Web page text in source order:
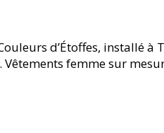
d’Étoffes, installé
femme sur